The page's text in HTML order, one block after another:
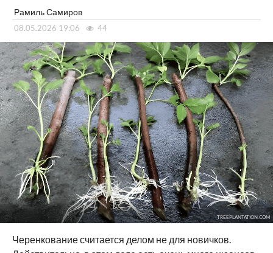
Рамиль Самиров
08.05.2026 19:06 44
TREEPLANTATION.COM
Черенкование считается делом не для новичков.